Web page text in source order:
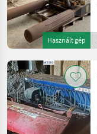
Használt gép